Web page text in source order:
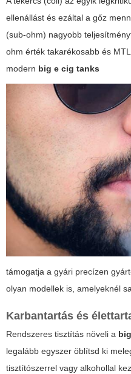
ellenállást és ezáltal a gőz
(sub-ohm) nagyobb
ohm érték takarékosabb és
modern big e cig tanks
támogatja a gyári precízen
olyan modellek is, amelyeknél
Karbantartás és
Rendszeres tisztítás növeli a
legalább egyszer öblítsd ki
tisztítószerrel vagy alkohollal